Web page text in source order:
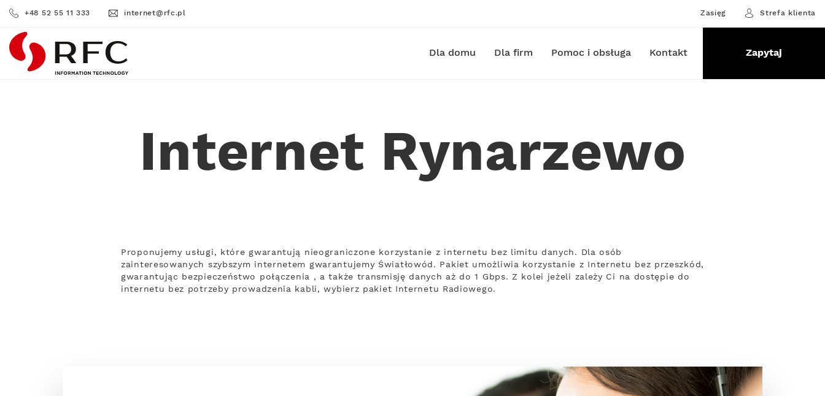
+48 52 55 11 333 internet@rfc.pl Zasięg Strefa klienta
RFC Dla domu Dla firm Pomoc i obsługa Kontakt Zapytaj
Internet Rynarzewo
Proponujemy usługi, które gwarantują nieograniczone korzystanie z internetu bez limitu danych. Dla osób
zainteresowanych szybszym internetem gwarantujemy Światłowód. Pakiet umożliwia korzystanie z Internetu bez przeszkód,
gwarantując bezpieczeństwo połączenia , a także transmisję danych aż do 1 Gbps. Z kolei jeżeli zależy Ci na dostępie do
internetu bez potrzeby prowadzenia kabli, wybierz pakiet Internetu Radiowego.